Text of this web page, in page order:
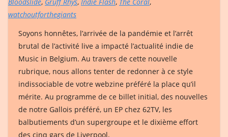
watchoutforthegiants
Soyons honnêtes, l’arrivée de la pandémie et l’arrêt
brutal de l’activité live a impacté l’actualité indie de
Music in Belgium. Au travers de cette nouvelle
rubrique, nous allons tenter de redonner à ce style
indissociable de votre webzine préféré la place qu’il
mérite. Au programme de ce billet initial, des nouvelles
de notre Gallois préféré, un EP chez 62TV, les
balbutiements d’un supergroupe et le dixième effort
des cinq gars de Liverpool.